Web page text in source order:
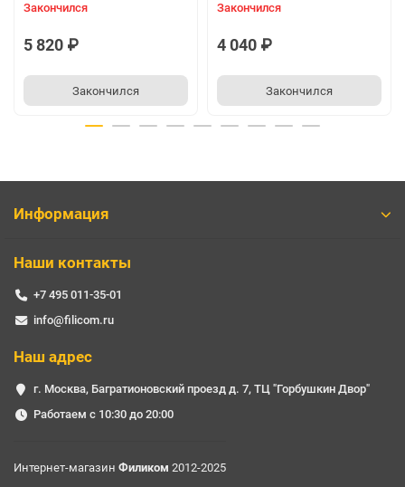
Закончился
5 820 ₽
Закончился
Закончился
4 040 ₽
Закончился
Информация
Наши контакты
+7 495 011-35-01
info@filicom.ru
Наш адрес
г. Москва, Багратионовский проезд д. 7, ТЦ "Горбушкин Двор"
Работаем с 10:30 до 20:00
Интернет-магазин Филиком 2012-2025